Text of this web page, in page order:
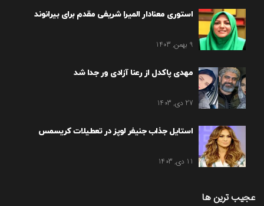
استوری معنادار المیرا شریفی مقدم برای بیرانوند
9 بهمن, 1403
مهدی پاکدل از رعنا آزادی ور جدا شد
27 دی, 1403
استایل جذاب جنیفر لوپز در تعطیلات کریسمس
11 دی, 1403
عجیب ترین ها